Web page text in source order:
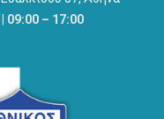
| 09:00 – 17:00